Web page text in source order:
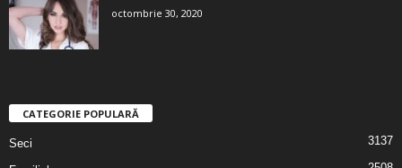
octombrie 30, 2020
CATEGORIE POPULARĂ
Seci 3137